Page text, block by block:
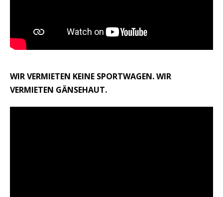
WIR VERMIETEN KEINE SPORTWAGEN. WIR
VERMIETEN GÄNSEHAUT.